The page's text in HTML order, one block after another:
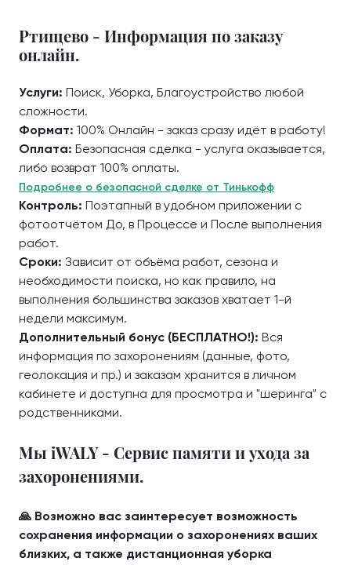
Ртищево - Информация по заказу
онлайн.
Услуги: Поиск, Уборка, Благоустройство любой
сложности.
Формат: 100% Онлайн - заказ сразу идёт в работу!
Оплата: Безопасная сделка - услуга оказывается,
либо возврат 100% оплаты.
Подробнее о безопасной сделке от Тинькофф
Контроль: Поэтапный в удобном приложении с
фотоотчётом До, в Процессе и После выполнения
работ.
Сроки: Зависит от объёма работ, сезона и
необходимости поиска, но как правило, на
выполнения большинства заказов хватает 1-й
недели максимум.
Дополнительный бонус (БЕСПЛАТНО!): Вся
информация по захоронениям (данные, фото,
геолокация и пр.) и заказам хранится в личном
кабинете и доступна для просмотра и "шеринга" с
родственниками.
Мы iWALY - Сервис памяти и ухода за
захоронениями.
🙏 Возможно вас заинтересует возможность
сохранения информации о захоронениях ваших
близких, а также дистанционная уборка